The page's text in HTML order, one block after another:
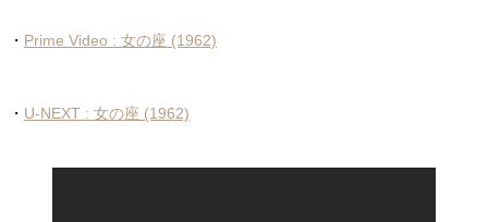
・ Prime Video : 女の座 (1962)
・ U-NEXT : 女の座 (1962)